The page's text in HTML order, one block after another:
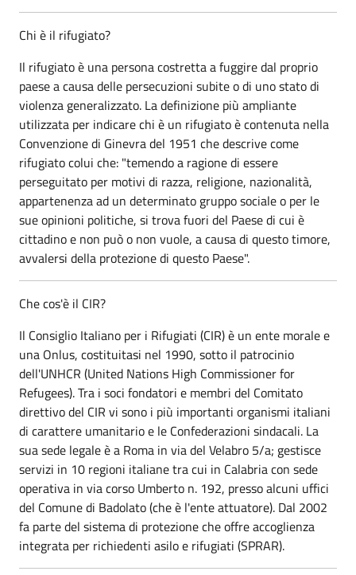
Chi è il rifugiato?
Il rifugiato è una persona costretta a fuggire dal proprio
paese a causa delle persecuzioni subite o di uno stato di
violenza generalizzato. La definizione più ampliante
utilizzata per indicare chi è un rifugiato è contenuta nella
Convenzione di Ginevra del 1951 che descrive come
rifugiato colui che: "temendo a ragione di essere
perseguitato per motivi di razza, religione, nazionalità,
appartenenza ad un determinato gruppo sociale o per le
sue opinioni politiche, si trova fuori del Paese di cui è
cittadino e non può o non vuole, a causa di questo timore,
avvalersi della protezione di questo Paese".
Che cos'è il CIR?
Il Consiglio Italiano per i Rifugiati (CIR) è un ente morale e
una Onlus, costituitasi nel 1990, sotto il patrocinio
dell'UNHCR (United Nations High Commissioner for
Refugees). Tra i soci fondatori e membri del Comitato
direttivo del CIR vi sono i più importanti organismi italiani
di carattere umanitario e le Confederazioni sindacali. La
sua sede legale è a Roma in via del Velabro 5/a; gestisce
servizi in 10 regioni italiane tra cui in Calabria con sede
operativa in via corso Umberto n. 192, presso alcuni uffici
del Comune di Badolato (che è l'ente attuatore). Dal 2002
fa parte del sistema di protezione che offre accoglienza
integrata per richiedenti asilo e rifugiati (SPRAR).